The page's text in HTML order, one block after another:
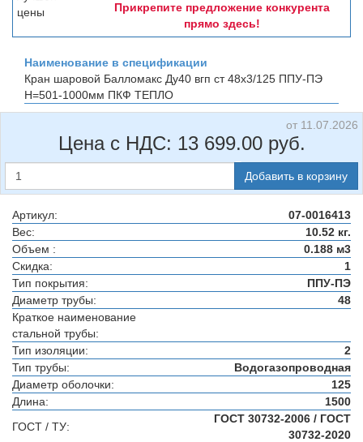
Прикрепите предложение конкурента
прямо здесь!
Наименование в спецификации
Кран шаровой Балломакс Ду40 вгп ст 48х3/125 ППУ-ПЭ
H=501-1000мм ПКФ ТЕПЛО
от 11.07.2026
Цена с НДС: 13 699.00руб.
Добавить в корзину
Артикул:
07-0016413
Вес:
10.52 кг.
Объем :
0.188 м3
Скидка:
1
Тип покрытия:
ППУ-ПЭ
Диаметр трубы:
48
Краткое наименование
стальной трубы:
Тип изоляции:
2
Тип трубы:
Водогазопроводная
Диаметр оболочки:
125
Длина:
1500
ГОСТ / ТУ:
ГОСТ 30732-2006 / ГОСТ
30732-2020